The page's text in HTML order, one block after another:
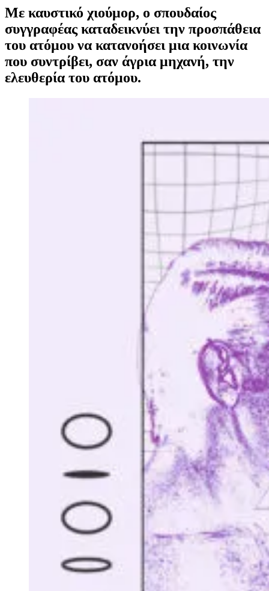
Με καυστικό χιούμορ, ο σπουδαίος
συγγραφέας καταδεικνύει την προσπάθεια
του ατόμου να κατανοήσει μια κοινωνία
που συντρίβει, σαν άγρια μηχανή, την
ελευθερία του ατόμου.